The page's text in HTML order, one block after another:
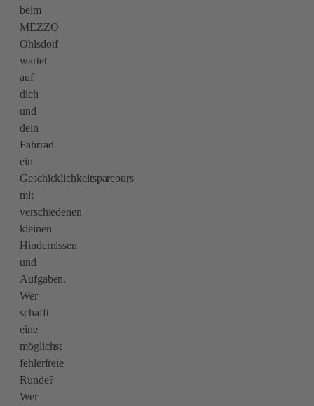
beim
MEZZO
Ohlsdorf
wartet
auf
dich
und
dein
Fahrrad
ein
Geschicklichkeitsparcours
mit
verschiedenen
kleinen
Hindernissen
und
Aufgaben.
Wer
schafft
eine
möglichst
fehlerfreie
Runde?
Wer